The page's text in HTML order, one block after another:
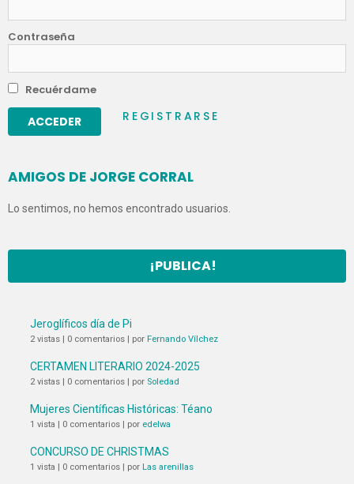
Contraseña
Recuérdame
REGISTRARSE
AMIGOS DE JORGE CORRAL
Lo sentimos, no hemos encontrado usuarios.
¡PUBLICA!
Jeroglíficos día de Pi
2 vistas 0 comentarios por Fernando Vílchez
CERTAMEN LITERARIO 2024-2025
2 vistas 0 comentarios por Soledad
Mujeres Científicas Históricas: Téano
1 vista 0 comentarios por edelwa
CONCURSO DE CHRISTMAS
1 vista 0 comentarios por Las arenillas